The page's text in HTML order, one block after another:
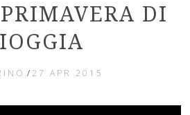
DI
/ 27 APR 2015